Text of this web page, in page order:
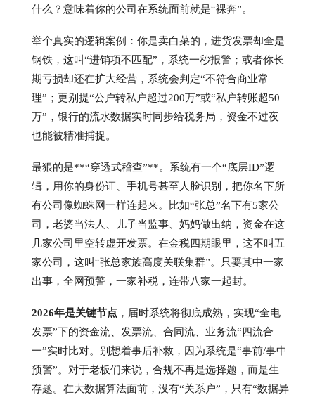
什么？意味着你的公司在系统面前就是“裸奔”。
举个真实的逻辑案例：你是卖白菜的，进货发票却全是
钢铁，这叫“进销项不匹配”，系统一秒报警；或者你长
期亏损却还在扩大经营，系统会判定“不符合商业常
理”；更别提“公户转私户超过200万”或“私户转账超50
万”，银行的流水数据实时同步给税务局，资金不过夜
也能被精准捕捉。
最狠的是**“穿透式稽查”**。系统有一个“底层ID”逻
辑，用你的身份证、手机号甚至人脸识别，把你名下所
有公司像蜘蛛网一样连起来。比如“张总”名下有5家公
司，老婆当法人、儿子当监事、妈妈做出纳，资金在这
几家公司里空转虚开发票。在金税四期眼里，这不叫五
家公司，这叫“张总家族高度关联集群”。只要其中一家
出事，全网预警，一家补税，连带八家一起封。
2026年是关键节点，届时系统将彻底成熟，实现“全电
发票”下的资金流、发票流、合同流、业务流“四流合
一”实时比对。别想着事后补救，因为系统是“事前/事中
预警”。对于老板们来说，合规不再是选择题，而是生
存题。在大数据算法面前，没有“关系户”，只有“数据异